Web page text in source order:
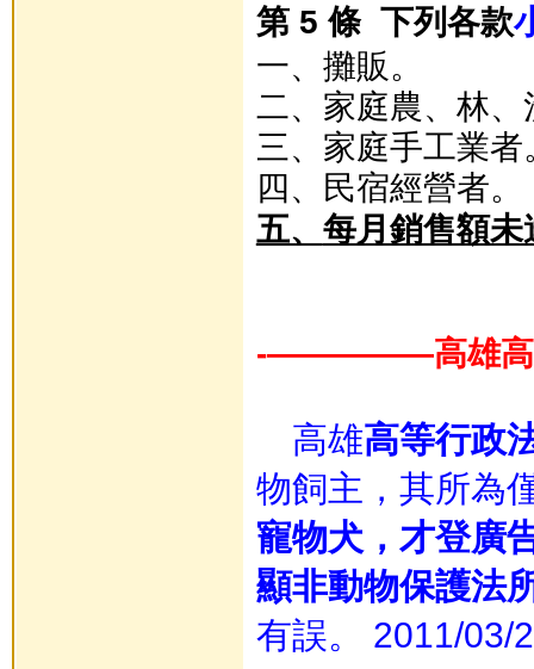
第 5 條 下列各款
一、攤販。
二、家庭農、林
三、家庭手工業者
四、民宿經營者。
五、 每月銷售額
-—————高雄高
高雄高等行政
物飼主，其所為
寵物犬，才登廣
顯非動物保護法
有誤。 2011/03/